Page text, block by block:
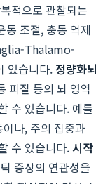
적으로 관찰되는
동 조절, 충동 억제
Thalamo-
있습니다.정량화뇌
피질 등의 뇌 영역
수 있습니다. 예를
나, 주의 집중과
수 있습니다.시작
증상의 연관성을